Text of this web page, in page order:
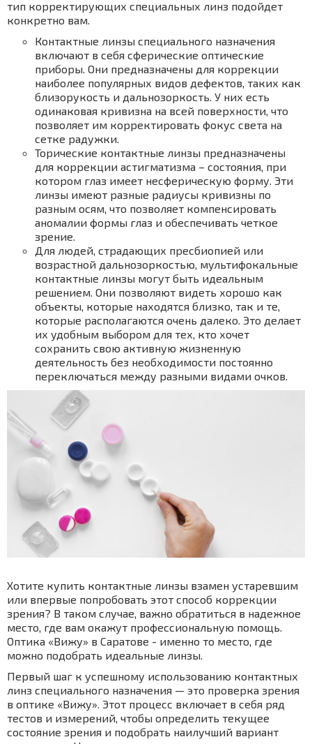
тип корректирующих специальных линз подойдет
конкретно вам.
Контактные линзы специального назначения
включают в себя сферические оптические
приборы. Они предназначены для коррекции
наиболее популярных видов дефектов, таких как
близорукость и дальнозоркость. У них есть
одинаковая кривизна на всей поверхности, что
позволяет им корректировать фокус света на
сетке радужки.
Торические контактные линзы предназначены
для коррекции астигматизма – состояния, при
котором глаз имеет несферическую форму. Эти
линзы имеют разные радиусы кривизны по
разным осям, что позволяет компенсировать
аномалии формы глаз и обеспечивать четкое
зрение.
Для людей, страдающих пресбиопией или
возрастной дальнозоркостью, мультифокальные
контактные линзы могут быть идеальным
решением. Они позволяют видеть хорошо как
объекты, которые находятся близко, так и те,
которые располагаются очень далеко. Это делает
их удобным выбором для тех, кто хочет
сохранить свою активную жизненную
деятельность без необходимости постоянно
переключаться между разными видами очков.
Хотите купить контактные линзы взамен устаревшим
или впервые попробовать этот способ коррекции
зрения? В таком случае, важно обратиться в надежное
место, где вам окажут профессиональную помощь.
Оптика «Вижу» в Саратове - именно то место, где
можно подобрать идеальные линзы.
Первый шаг к успешному использованию контактных
линз специального назначения — это проверка зрения
в оптике «Вижу». Этот процесс включает в себя ряд
тестов и измерений, чтобы определить текущее
состояние зрения и подобрать наилучший вариант